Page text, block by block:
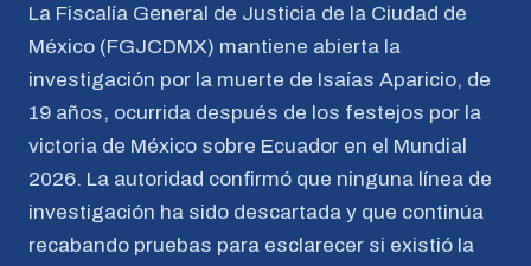
La Fiscalía General de Justicia de la Ciudad de
México (FGJCDMX) mantiene abierta la
investigación por la muerte de Isaías Aparicio, de
19 años, ocurrida después de los festejos por la
victoria de México sobre Ecuador en el Mundial
2026. La autoridad confirmó que ninguna línea de
investigación ha sido descartada y que continúa
recabando pruebas para esclarecer si existió la